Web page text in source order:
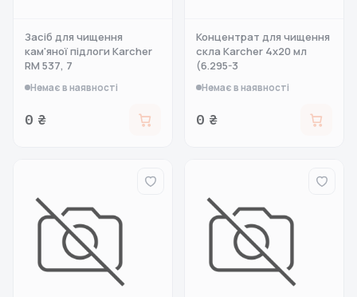
Засіб для чищення
кам'яної підлоги Karcher
RM 537, 7
Немає в наявності
0 ₴
Концентрат для чищення
скла Karcher 4х20 мл
(6.295-3
Немає в наявності
0 ₴